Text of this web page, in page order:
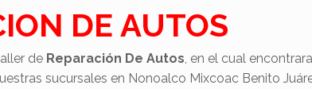
DE AUTOS
de Reparación De Autos, en el cual
sucursales en Nonoalco Mixcoac Benito